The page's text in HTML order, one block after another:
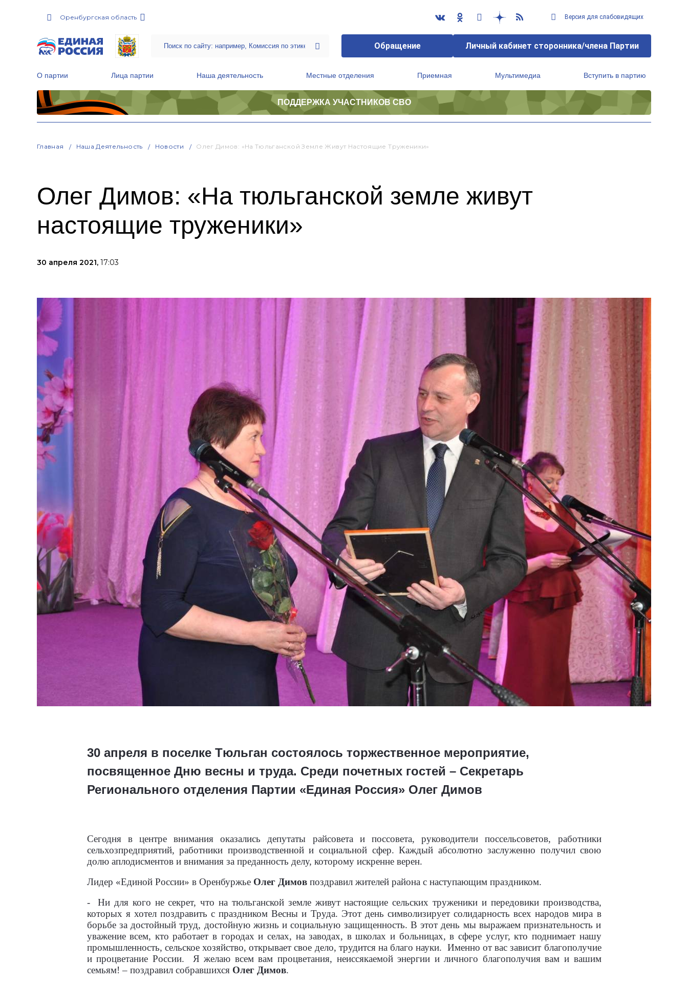
Оренбургская область Версия для слабовидящих
Обращение Личный кабинет сторонника/члена Партии
О партии Лица партии Наша деятельность Местные отделения Приемная Мультимедиа Вступить в партию
ПОДДЕРЖКА УЧАСТНИКОВ СВО
Главная Наша Деятельность Новости Олег Димов: «На Тюльганской Земле Живут Настоящие Труженики»
Олег Димов: «На тюльганской земле живут
настоящие труженики»
30 апреля 2021, 17:03
30 апреля в поселке Тюльган состоялось торжественное мероприятие,
посвященное Дню весны и труда. Среди почетных гостей – Секретарь
Регионального отделения Партии «Единая Россия» Олег Димов
Сегодня в центре внимания оказались депутаты райсовета и поссовета, руководители поссельсоветов, работники
сельхозпредприятий, работники производственной и социальной сфер. Каждый абсолютно заслуженно получил свою
долю аплодисментов и внимания за преданность делу, которому искренне верен.
Лидер «Единой России» в Оренбуржье Олег Димовпоздравил жителей района с наступающим праздником.
-
Ни для кого не секрет, что на тюльганской земле живут настоящие сельских труженики и передовики производства,
которых я хотел поздравить с праздником Весны и Труда. Этот день символизирует солидарность всех народов мира в
борьбе за достойный труд, достойную жизнь и социальную защищенность. В этот день мы выражаем признательность и
уважение всем, кто работает в городах и селах, на заводах, в школах и больницах, в сфере услуг, кто поднимает нашу
промышленность, сельское хозяйство, открывает свое дело, трудится на благо науки. Именно от вас зависит благополучие
и процветание России.
Я желаю всем вам процветания, неиссякаемой энергии и личного благополучия вам и вашим
семьям! – поздравил собравшихся Олег Димов.